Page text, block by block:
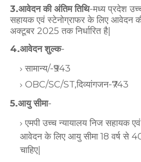
3.आवेदन की अंतिम तिथि-मध्य प्रदेश
सहायक एवं स्टेनोग्राफर के लिए आवेदन
अक्टूबर 2025 तक निर्धारित है|
4.आवेदन शुल्क-
सामान्य/-₹943
OBC/SC/ST,दिव्यांगजन-₹743
5.आयु सीमा-
एमपी उच्च न्यायालय निज सहायक एवं
आवेदन के लिए आयु सीमा 18 वर्ष से 40
चाहिए|